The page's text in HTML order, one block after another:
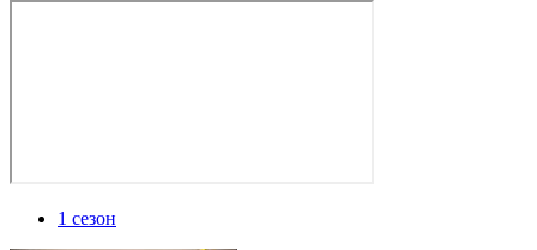
1 сезон